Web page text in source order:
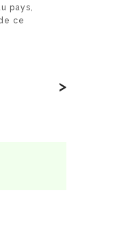
pays,
ce
>